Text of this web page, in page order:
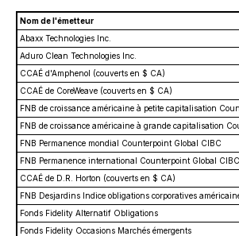
Nom de l'émetteur
Abaxx Technologies Inc.
Aduro Clean Technologies Inc.
CCAÉ d'Amphenol (couverts en $ CA)
CCAÉ de CoreWeave (couverts en $ CA)
FNB de croissance américaine à petite capitalisation
FNB de croissance américaine à grande capitalisation
FNB Permanence mondial Counterpoint Global CIBC
FNB Permanence international Counterpoint Global CIBC
CCAÉ de D.R. Horton (couverts en $ CA)
FNB Desjardins Indice obligations corporatives
Fonds Fidelity Alternatif Obligations
Fonds Fidelity Occasions Marchés émergents